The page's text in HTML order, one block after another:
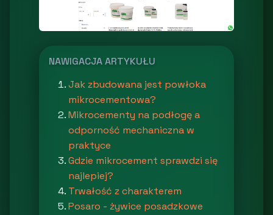
NAWIGACJA ARTYKUŁU
Jak zbudowana jest powłoka
mikrocementowa?
Mikrocementy na podłogę a
odporność mechaniczna w
praktyce
Gdzie mikrocement sprawdzi się
najlepiej?
Trwałość z charakterem
Posaro - żywice posadzkowe